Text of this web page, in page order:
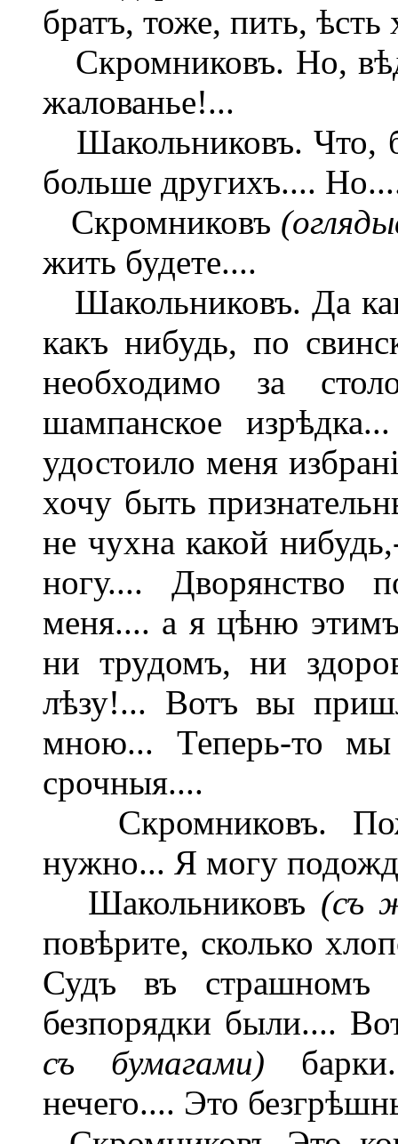
братъ, тоже, пить, ѣсть
Скромниковъ. Но,
жалованье!...
Шакольниковъ. Что,
больше другихъ....
Скромниковъ
жить будете....
Шакольниковъ. Да
какъ нибудь, по
необходимо за
шампанское
удостоило меня
хочу быть
не чухна какой
ногу.... Дворянство
меня.... а я цѣню
ни трудомъ, ни
лѣзу!... Вотъ вы
мною... Теперь-то мы
срочныя....
Скромниковъ.
нужно... Я могу
Шакольниковъ (съ
повѣрите, сколько
Судъ въ
безпорядки были....
съ бумагами)
нечего.... Это